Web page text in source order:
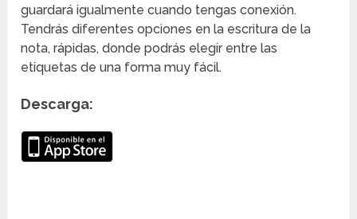
guardará igualmente cuando tengas conexión.
Tendrás diferentes opciones en la escritura de la
nota, rápidas, donde podrás elegir entre las
etiquetas de una forma muy fácil.
Descarga: